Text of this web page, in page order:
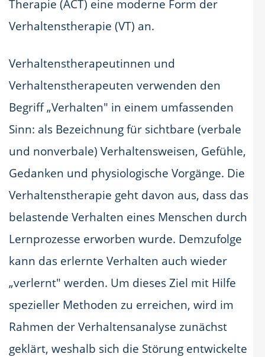
Therapie (ACT) eine moderne Form der
Verhaltenstherapie (VT) an.
Verhaltenstherapeutinnen und
Verhaltenstherapeuten verwenden den
Begriff „Verhalten" in einem umfassenden
Sinn: als Bezeichnung für sichtbare (verbale
und nonverbale) Verhaltensweisen, Gefühle,
Gedanken und physiologische Vorgänge. Die
Verhaltenstherapie geht davon aus, dass das
belastende Verhalten eines Menschen durch
Lernprozesse erworben wurde. Demzufolge
kann das erlernte Verhalten auch wieder
„verlernt" werden. Um dieses Ziel mit Hilfe
spezieller Methoden zu erreichen, wird im
Rahmen der Verhaltensanalyse zunächst
geklärt, weshalb sich die Störung entwickelte